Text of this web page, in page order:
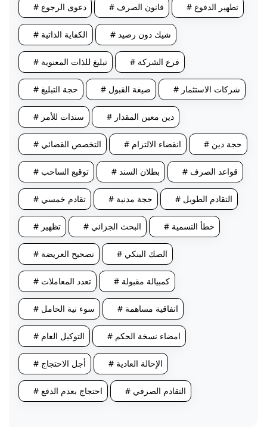
# دعوى الرجوع # قانون الصرف # تطهير الدفوع
# الكفاية الذاتية # شيك دون رصيد
# تبليغ للذات المعنوية # فرع الشركة
# حجة التبليغ # صيغة القبول # شركات الاستثمار
# سندات للأمر # دين معين المقدار
# التخصص القضائي # انقضاء الالتزام # حجة دين
# توقيع الساحب # بطلان السند # قواعد الصرف
# تقادم خمسي # حجة مدنية # التقادم الطويل
# تظهير # البحث الجزائي # خطأ التسمية
# تصحيح العريضة # الصك البنكي
# تعدد المعاملات # كمبيالة مقبولة
# سوء نية الحامل # اتفاقية مساهمة
# التوكيل العام # امضاء نسخة الحكم
# أجل الاحتجاج # الإحالة العادية
# احتجاج بعدم الدفع # التقادم الصرفي